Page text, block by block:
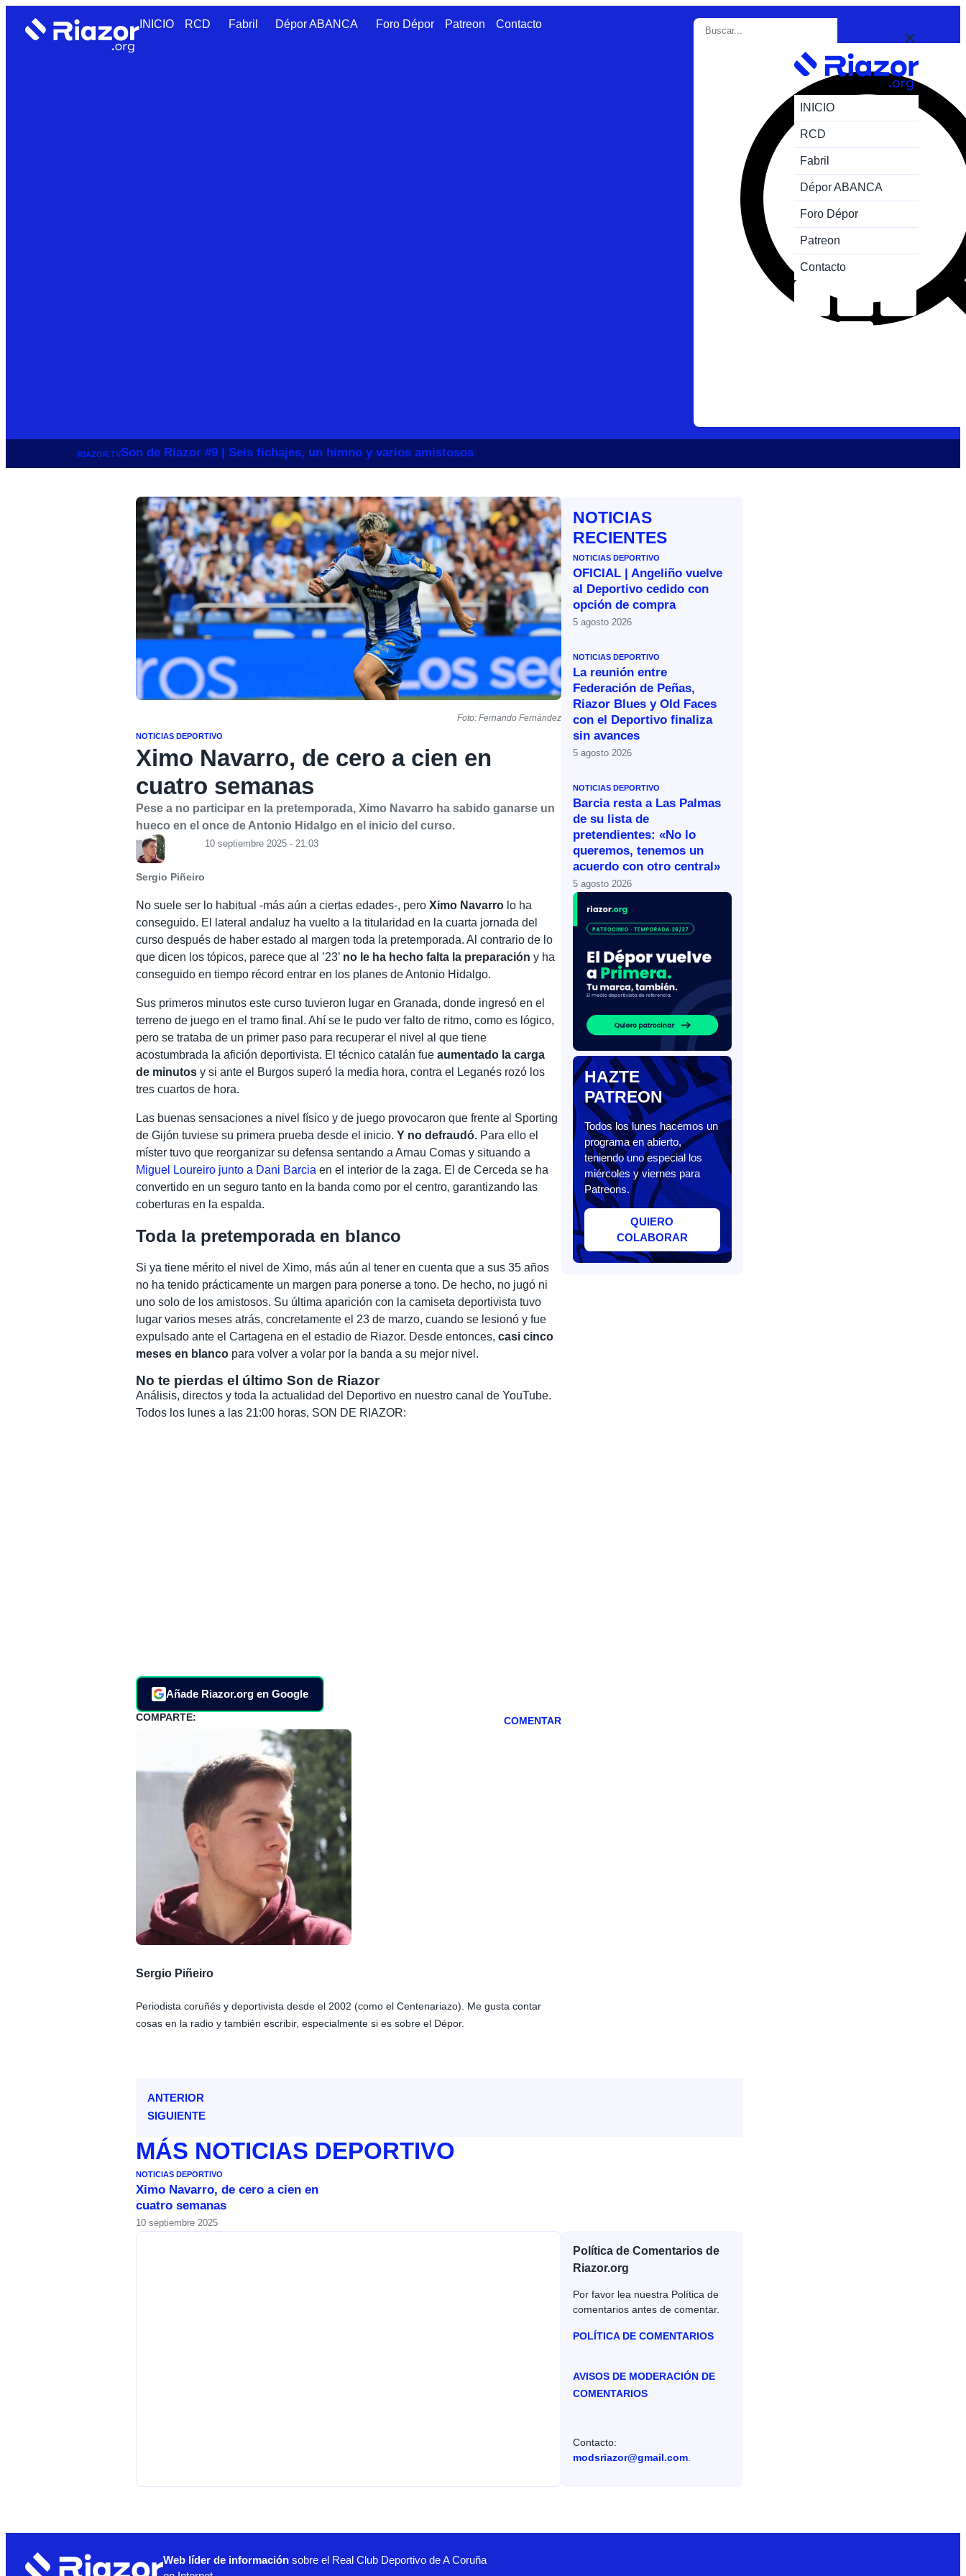
INICIO RCD Fabril Dépor ABANCA Foro Dépor Patreon Contacto
INICIO
RCD
Fabril
Dépor ABANCA
Foro Dépor
Patreon
Contacto
RIAZOR.TVSon de Riazor #9 | Seis fichajes, un himno y varios amistosos
Foto: Fernando Fernández
NOTICIAS DEPORTIVO
Ximo Navarro, de cero a cien en
cuatro semanas
Pese a no participar en la pretemporada, Ximo Navarro ha sabido ganarse un
hueco en el once de Antonio Hidalgo en el inicio del curso.
Sergio Piñeiro
10 septiembre 2025 - 21:03
No suele ser lo habitual -más aún a ciertas edades-, peroXimo Navarro lo ha
conseguido. El lateral andaluz ha vuelto a la titularidad en la cuarta jornada del
curso después de haber estado al margen toda la pretemporada. Al contrario de lo
que dicen los tópicos, parece que al ’23’ no le ha hecho falta la preparación y ha
conseguido en tiempo récord entrar en los planes de Antonio Hidalgo.
Sus primeros minutos este curso tuvieron lugar en Granada, donde ingresó en el
terreno de juego en el tramo final. Ahí se le pudo ver falto de ritmo, como es lógico,
pero se trataba de un primer paso para recuperar el nivel al que tiene
acostumbrada la afición deportivista. El técnico catalán fueaumentado la carga
de minutos y si ante el Burgos superó la media hora, contra el Leganés rozó los
tres cuartos de hora.
Las buenas sensaciones a nivel físico y de juego provocaron que frente al Sporting
de Gijón tuviese su primera prueba desde el inicio.Y no defraudó. Para ello el
míster tuvo que reorganizar su defensa sentando a Arnau Comas y situando a
Miguel Loureiro junto a Dani Barcia en el interior de la zaga. El de Cerceda se ha
convertido en un seguro tanto en la banda como por el centro, garantizando las
coberturas en la espalda.
Toda la pretemporada en blanco
Si ya tiene mérito el nivel de Ximo, más aún al tener en cuenta que a sus 35 años
no ha tenido prácticamente un margen para ponerse a tono. De hecho, no jugó ni
uno solo de los amistosos. Su última aparición con la camiseta deportivista tuvo
lugar varios meses atrás, concretamente el 23 de marzo, cuando se lesionó y fue
expulsado ante el Cartagena en el estadio de Riazor. Desde entonces,casi cinco
meses en blanco para volver a volar por la banda a su mejor nivel.
No te pierdas el último Son de Riazor
Análisis, directos y toda la actualidad del Deportivo en nuestro canal de YouTube.
Todos los lunes a las 21:00 horas, SON DE RIAZOR:
Añade Riazor.org en Google
COMPARTE: COMENTAR
Sergio Piñeiro
Periodista coruñés y deportivista desde el 2002 (como el Centenariazo). Me gusta contar
cosas en la radio y también escribir, especialmente si es sobre el Dépor.
NOTICIAS
RECIENTES
NOTICIAS DEPORTIVO
OFICIAL | Angeliño vuelve
al Deportivo cedido con
opción de compra
5 agosto 2026
NOTICIAS DEPORTIVO
La reunión entre
Federación de Peñas,
Riazor Blues y Old Faces
con el Deportivo finaliza
sin avances
5 agosto 2026
NOTICIAS DEPORTIVO
Barcia resta a Las Palmas
de su lista de
pretendientes: «No lo
queremos, tenemos un
acuerdo con otro central»
5 agosto 2026
HAZTE
PATREON
Todos los lunes hacemos un
programa en abierto,
teniendo uno especial los
miércoles y viernes para
Patreons.
QUIERO
COLABORAR
ANTERIOR
SIGUIENTE
MÁS NOTICIAS DEPORTIVO
NOTICIAS DEPORTIVO
Ximo Navarro, de cero a cien en
cuatro semanas
10 septiembre 2025
Política de Comentarios de
Riazor.org
Por favor lea nuestra Política de
comentarios antes de comentar.
POLÍTICA DE COMENTARIOS
AVISOS DE MODERACIÓN DE
COMENTARIOS
Contacto:
modsriazor@gmail.com.
Web líder de informaciónsobre el Real Club Deportivo de A Coruña